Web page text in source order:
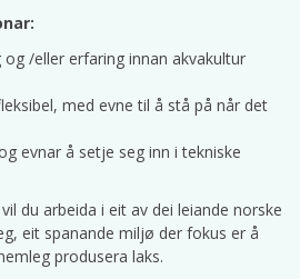
og /eller erfaring innan akvakultur
med evne til å stå på når det
evnar å setje seg inn i tekniske
du arbeida i eit av dei leiande norske
eit spanande miljø der fokus er å
produsera laks.